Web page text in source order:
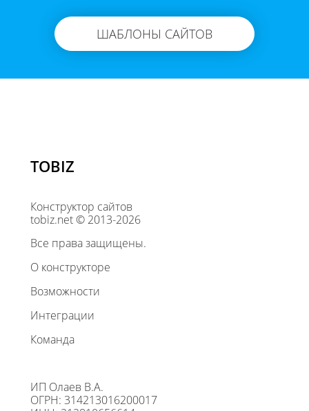
ШАБЛОНЫ САЙТОВ
TOBIZ
Конструктор сайтов
tobiz.net © 2013-2026
Все права защищены.
О конструкторе
Возможности
Интеграции
Команда
ИП Олаев В.А.
ОГРН: 314213016200017